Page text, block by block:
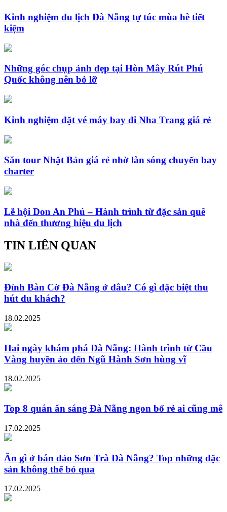
Kinh nghiệm du lịch Đà Nẵng tự túc mùa hè tiết
kiệm
Những góc chụp ảnh đẹp tại Hòn Mây Rút Phú
Quốc không nên bỏ lỡ
Kinh nghiệm đặt vé máy bay đi Nha Trang giá rẻ
Săn tour Nhật Bản giá rẻ nhờ làn sóng chuyến bay
charter
Lễ hội Don An Phú – Hành trình từ đặc sản quê
nhà đến thương hiệu du lịch
TIN LIÊN QUAN
Đỉnh Bàn Cờ Đà Nẵng ở đâu? Có gì đặc biệt thu
hút du khách?
18.02.2025
Hai ngày khám phá Đà Nẵng: Hành trình từ Cầu
Vàng huyền ảo đến Ngũ Hành Sơn hùng vĩ
18.02.2025
Top 8 quán ăn sáng Đà Nẵng ngon bổ rẻ ai cũng mê
17.02.2025
Ăn gì ở bán đảo Sơn Trà Đà Nẵng? Top những đặc
sản không thể bỏ qua
17.02.2025